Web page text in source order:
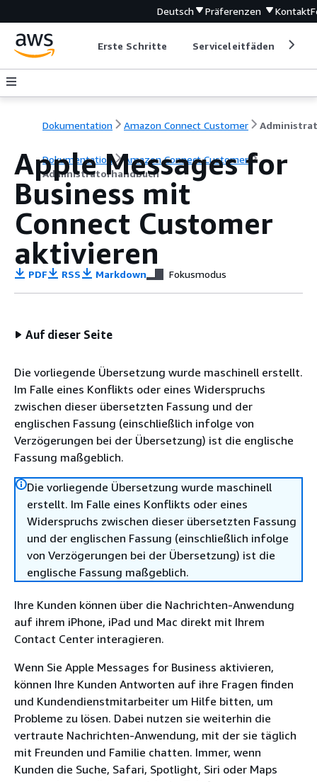
Deutsch Präferenzen Kontakt
Erste Schritte Serviceleitfäden
Dokumentation Amazon Connect Customer
Dokumentation
Amazon Connect Customer
Administratorhandbuch
Apple Messages for
Business mit
Connect Customer
aktivieren
PDF RSS Markdown Fokusmodus
Auf dieser Seite
Die vorliegende Übersetzung wurde maschinell erstellt.
Im Falle eines Konflikts oder eines Widerspruchs
zwischen dieser übersetzten Fassung und der
englischen Fassung (einschließlich infolge von
Verzögerungen bei der Übersetzung) ist die englische
Fassung maßgeblich.
Die vorliegende Übersetzung wurde maschinell
erstellt. Im Falle eines Konflikts oder eines
Widerspruchs zwischen dieser übersetzten Fassung
und der englischen Fassung (einschließlich infolge
von Verzögerungen bei der Übersetzung) ist die
englische Fassung maßgeblich.
Ihre Kunden können über die Nachrichten-Anwendung
auf ihrem iPhone, iPad und Mac direkt mit Ihrem
Contact Center interagieren.
Wenn Sie Apple Messages for Business aktivieren,
können Ihre Kunden Antworten auf ihre Fragen finden
und Kundendienstmitarbeiter um Hilfe bitten, um
Probleme zu lösen. Dabei nutzen sie weiterhin die
vertraute Nachrichten-Anwendung, mit der sie täglich
mit Freunden und Familie chatten. Immer, wenn
Kunden die Suche, Safari, Spotlight, Siri oder Maps